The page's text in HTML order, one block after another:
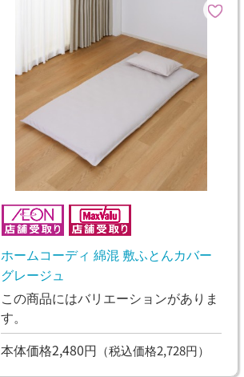
ホームコーディ 綿混 敷ふとんカバー
グレージュ
この商品にはバリエーションがありま
す。
本体価格2,480円 （税込価格2,728円）